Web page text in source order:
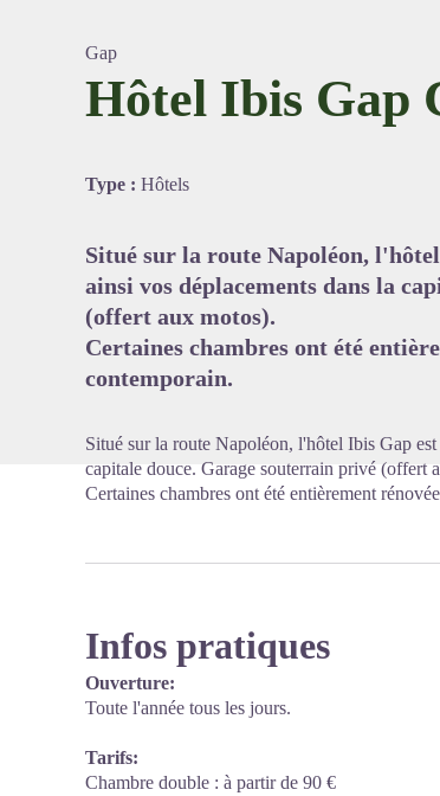
Gap
Hôtel Ibis Gap
Type : Hôtels
Situé sur la route Napoléon,
ainsi vos déplacements dans la
(offert aux motos).
Certaines chambres ont été
contemporain.
Situé sur la route Napoléon, l'hôtel Ibis Gap
capitale douce. Garage souterrain privé (offert
Certaines chambres ont été entièrement
Infos pratiques
Ouverture:
Toute l'année tous les jours.
Tarifs:
Chambre double : à partir de 90 €